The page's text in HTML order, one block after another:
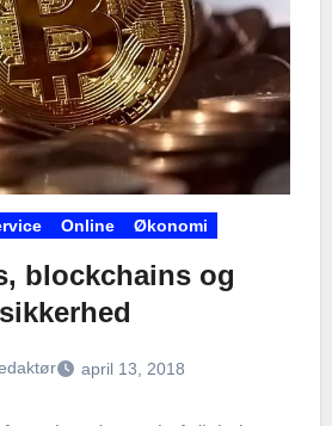
Online Økonomi
blockchains og
sikkerhed
april 13, 2018